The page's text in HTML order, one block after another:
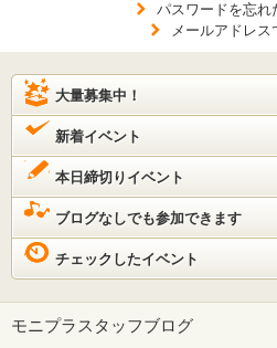
パスワードを忘れ
メールアドレス
大量募集中！
新着イベント
本日締切りイベント
ブログなしでも参加できます
チェックしたイベント
モニプラスタッフブログ